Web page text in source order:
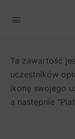
Ta zawartość
uczestników
ikonę swojego
a następnie